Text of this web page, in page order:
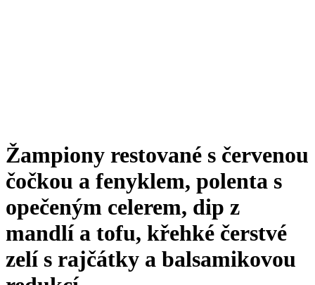
Žampiony restované s červenou
čočkou a fenyklem, polenta s
opečeným celerem, dip z
mandlí a tofu, křehké čerstvé
zelí s rajčátky a balsamikovou